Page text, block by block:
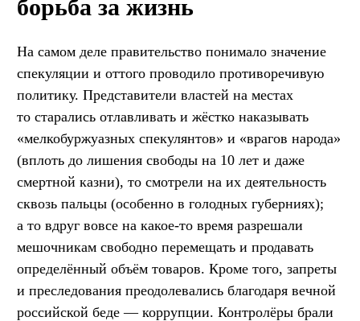
борьба за жизнь
На самом деле правительство понимало значение
спекуляции и оттого проводило противоречивую
политику. Представители властей на местах
то старались отлавливать и жёстко наказывать
«мелкобуржуазных спекулянтов» и «врагов народа»
(вплоть до лишения свободы на 10 лет и даже
смертной казни), то смотрели на их деятельность
сквозь пальцы (особенно в голодных губерниях);
а то вдруг вовсе на какое-то время разрешали
мешочникам свободно перемещать и продавать
определённый объём товаров. Кроме того, запреты
и преследования преодолевались благодаря вечной
российской беде — коррупции. Контролёры брали